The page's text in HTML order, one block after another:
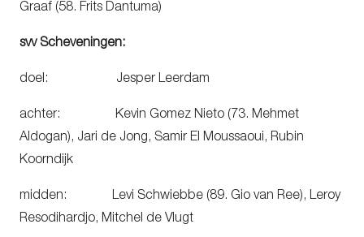
Graaf (58. Frits Dantuma)
svv Scheveningen:
doel: Jesper Leerdam
achter: Kevin Gomez Nieto (73. Mehmet
Aldogan), Jari de Jong, Samir El Moussaoui, Rubin
Koorndijk
midden: Levi Schwiebbe (89. Gio van Ree), Leroy
Resodihardjo, Mitchel de Vlugt